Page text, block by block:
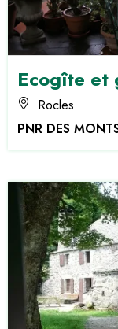
Ecogîte et
Rocles
PNR DES